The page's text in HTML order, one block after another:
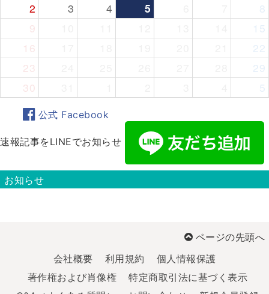
2
3 4 5
8
9
15
16
22
23
29
30
5
公式 Facebook
速報記事をLINEでお知らせ
お知らせ
ページの先頭へ
会社概要
利用規約
個人情報保護
著作権および肖像権
特定商取引法に基づく表示